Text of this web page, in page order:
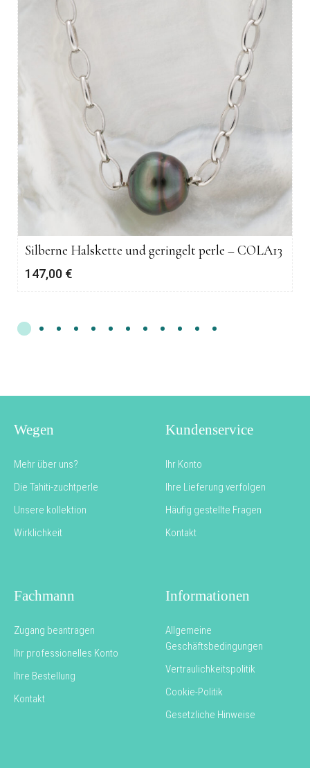
Silberne Halskette und geringelt perle – COLA13
147,00 €
Wegen
Mehr über uns?
Die Tahiti-zuchtperle
Unsere kollektion
Wirklichkeit
Kundenservice
Ihr Konto
Ihre Lieferung verfolgen
Häufig gestellte Fragen
Kontakt
Fachmann
Zugang beantragen
Ihr professionelles Konto
Ihre Bestellung
Kontakt
Informationen
Allgemeine
Geschäftsbedingungen
Vertraulichkeitspolitik
Cookie-Politik
Gesetzliche Hinweise